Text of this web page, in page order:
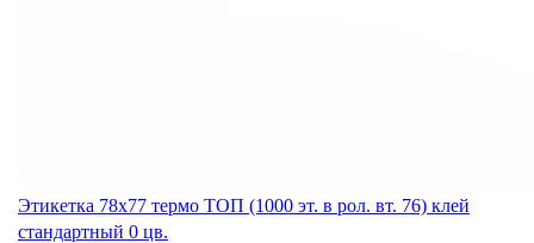
Этикетка 78х77 термо ТОП (1000 эт. в рол. вт. 76) клей
стандартный 0 цв.